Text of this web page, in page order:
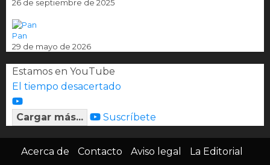
26 de septiembre de 2025
Pan
29 de mayo de 2026
Estamos en YouTube
El tiempo desacertado
Cargar más... Suscríbete
Acerca de Contacto Aviso legal La Editorial